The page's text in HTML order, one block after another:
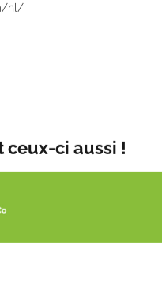
nl/
ceux-ci aussi !